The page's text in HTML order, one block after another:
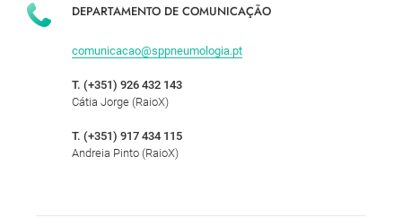
DEPARTAMENTO DE COMUNICAÇÃO
comunicacao@sppneumologia.pt
T. (+351) 926 432 143
Cátia Jorge (RaioX)
T. (+351) 917 434 115
Andreia Pinto (RaioX)